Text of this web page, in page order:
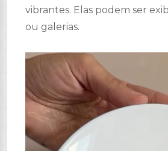
vibrantes. Elas podem ser
ou galerias.